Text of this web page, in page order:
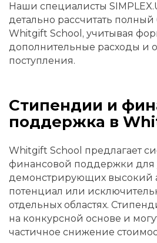
Наши специалисты
детально рассчитать
Whitgift School, учитывая
дополнительные расходы и
поступления.
Стипендии и
поддержка в
Whitgift School предлагает
финансовой поддержки для
демонстрирующих высокий
потенциал или
отдельных областях.
на конкурсной основе и
частичное снижение